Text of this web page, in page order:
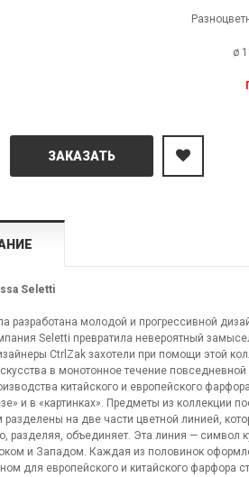
ø
ЗАКАЗАТЬ
Seletti
разработана молодой и прогрессивной
Seletti превратила невероятный
СtrlZak захотели при помощи этой
в монотонное течение
китайского и европейского
и в «картинках». Предметы из коллекции
разделены на две части цветной линией,
разделяя, объединяет. Эта линия — символ
и Западом. Каждая из половинок
для европейского и китайского фарфора